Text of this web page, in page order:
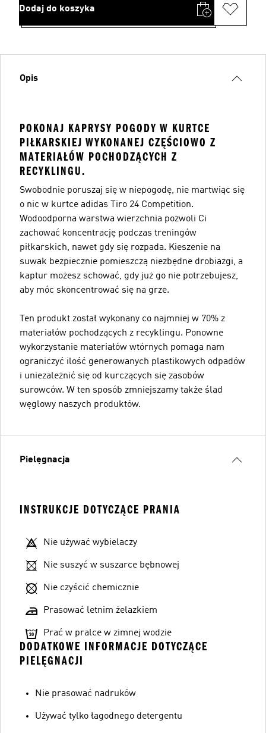
Dodaj do koszyka
Opis
POKONAJ KAPRYSY POGODY W KURTCE
PIŁKARSKIEJ WYKONANEJ CZĘŚCIOWO Z
MATERIAŁÓW POCHODZĄCYCH Z
RECYKLINGU.
Swobodnie poruszaj się w niepogodę, nie martwiąc się
o nic w kurtce adidas Tiro 24 Competition.
Wodoodporna warstwa wierzchnia pozwoli Ci
zachować koncentrację podczas treningów
piłkarskich, nawet gdy się rozpada. Kieszenie na
suwak bezpiecznie pomieszczą niezbędne drobiazgi, a
kaptur możesz schować, gdy już go nie potrzebujesz,
aby móc skoncentrować się na grze.
Ten produkt został wykonany co najmniej w 70% z
materiałów pochodzących z recyklingu. Ponowne
wykorzystanie materiałów wtórnych pomaga nam
ograniczyć ilość generowanych plastikowych odpadów
i uniezależnić się od kurczących się zasobów
surowców. W ten sposób zmniejszamy także ślad
węglowy naszych produktów.
Pielęgnacja
INSTRUKCJE DOTYCZĄCE PRANIA
Nie używać wybielaczy
Nie suszyć w suszarce bębnowej
Nie czyścić chemicznie
Prasować letnim żelazkiem
Prać w pralce w zimnej wodzie
DODATKOWE INFORMACJE DOTYCZĄCE
PIELĘGNACJI
Nie prasować nadruków
Używać tylko łagodnego detergentu